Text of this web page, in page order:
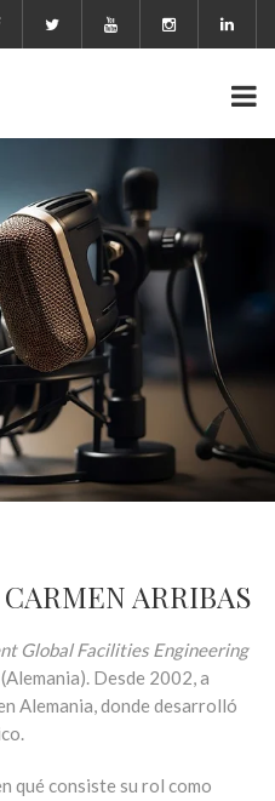
ARRIBAS
Global Facilities Engineering
Desde 2002, a
Alemania, donde desarrolló
qué consiste su rol como